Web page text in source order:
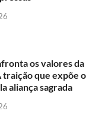
os valores da
traição que expõe o
aliança sagrada